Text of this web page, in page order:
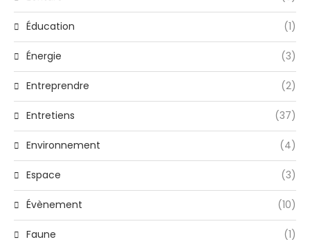
Éducation (1)
Énergie (3)
Entreprendre (2)
Entretiens (37)
Environnement (4)
Espace (3)
Évènement (10)
Faune (1)